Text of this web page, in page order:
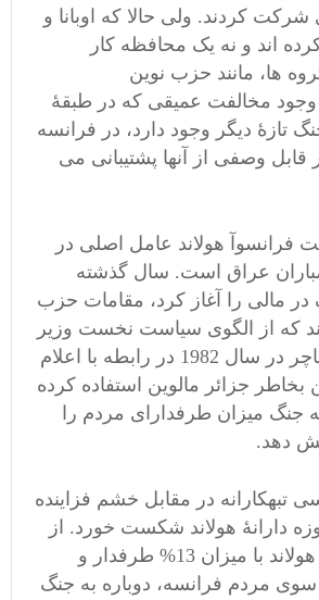
کردند. ولی حالا که اوبانا و
اند و نه یک محافظه کار
ها، مانند حزب نوین
با وجود مخالفت عمیقی که در طبقۀ
تازۀ دیگر وجود دارد، در فرانسه
وصفی از آنها پشتیبانی می
فرانسوآ هولاند عامل اصلی در
عراق است. سال گذشته
مالی را آغاز کرد، مقامات حزب
که از الگوی سیاست نخست وزیر
بریتانیا مارگارت تاچر در سال 1982 در رابطه با اعلام
بخاطر جزائر مالوین استفاده کرده
که جنگ میزان طرفدارای مردم را
دهد.
تبهکارانه در مقابل خشم فزاینده
دارانۀ هولاند شکست خورد. از
این پس فرانسوآ هولاند با میزان 13% طرفدار و
مردم فرانسه، دوباره به جنگ